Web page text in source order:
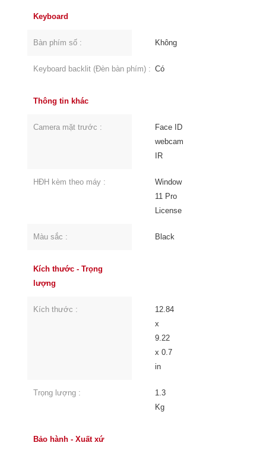
Keyboard
Bàn phím số : Không
Keyboard backlit (Đèn bàn phím) : Có
Thông tin khác
Camera mặt trước :
Face ID
webcam
IR
HĐH kèm theo máy :
Window
11 Pro
License
Màu sắc : Black
Kích thước - Trọng
lượng
Kích thước :
12.84
x
9.22
x 0.7
in
Trọng lượng :
1.3
Kg
Bảo hành - Xuất xứ